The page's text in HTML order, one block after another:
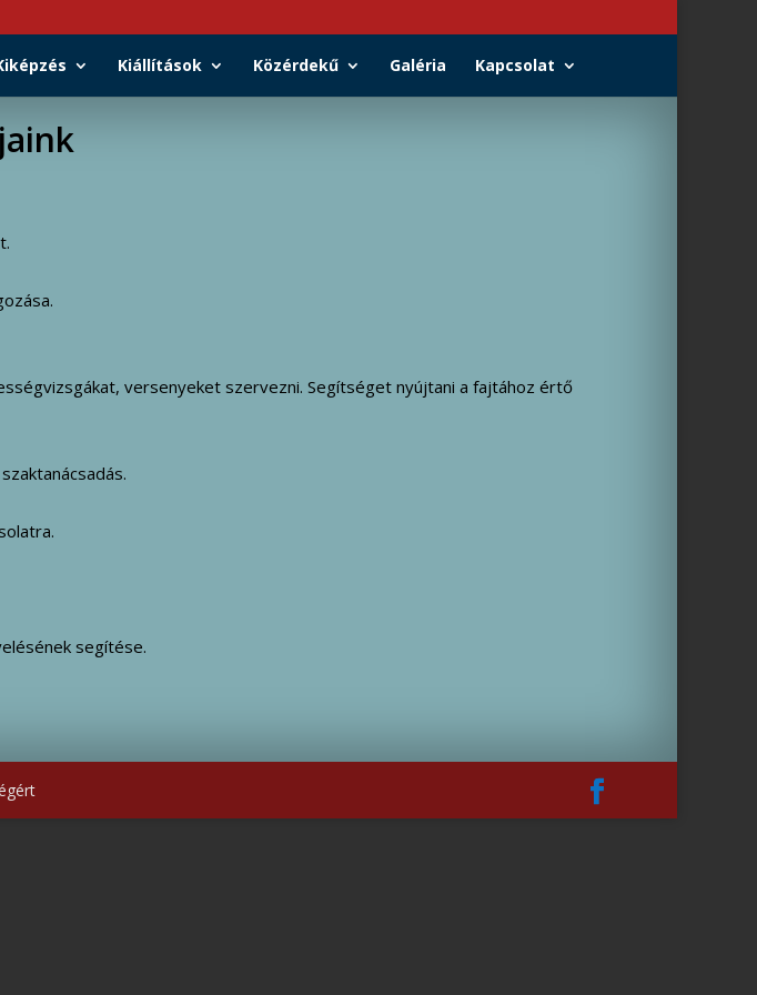
Kiállítások Közérdekű Galéria Kapcsolat
versenyeket szervezni. Segítséget nyújtani a fajtához értő
segítése.